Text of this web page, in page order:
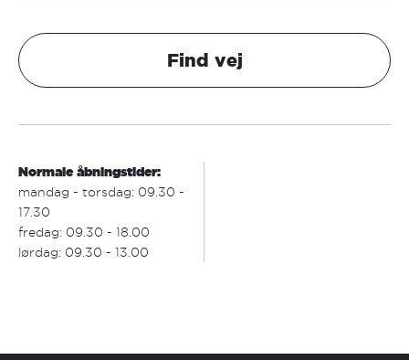
Find vej
Normale åbningstider:
mandag - torsdag: 09.30 -
17.30
fredag: 09.30 - 18.00
lørdag: 09.30 - 13.00